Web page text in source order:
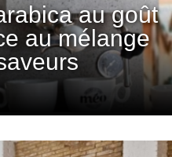
au goût
au mélange